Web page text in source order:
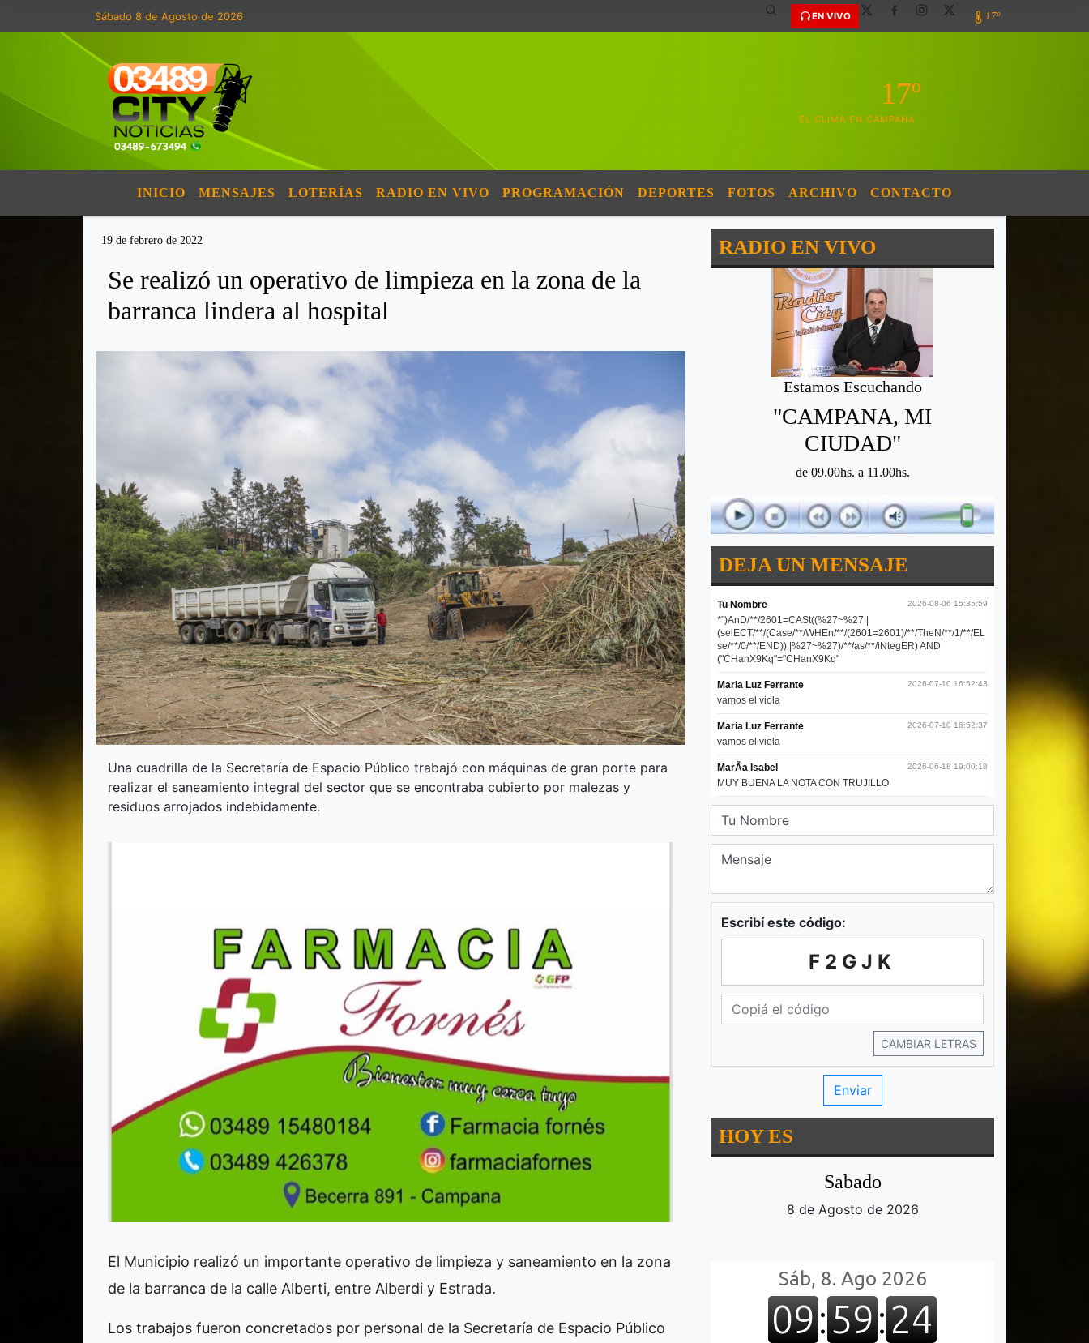
Sábado 8 de Agosto de 2026 EN VIVO 17º
17º
EL CLIMA EN CAMPANA
INICIO MENSAJES LOTERÍAS RADIO EN VIVO PROGRAMACIÓN DEPORTES FOTOS ARCHIVO CONTACTO
19 de febrero de 2022
Se realizó un operativo de limpieza en la zona de la
barranca lindera al hospital
Una cuadrilla de la Secretaría de Espacio Público trabajó con máquinas de gran porte para
realizar el saneamiento integral del sector que se encontraba cubierto por malezas y
residuos arrojados indebidamente.
El Municipio realizó un importante operativo de limpieza y saneamiento en la zona
de la barranca de la calle Alberti, entre Alberdi y Estrada.
Los trabajos fueron concretados por personal de la Secretaría de Espacio Público
RADIO EN VIVO
Estamos Escuchando
"CAMPANA, MI
CIUDAD"
de 09.00hs. a 11.00hs.
DEJA UN MENSAJE
Escribí este código:
F2GJK
CAMBIAR LETRAS
HOY ES
Sabado
8 de Agosto de 2026